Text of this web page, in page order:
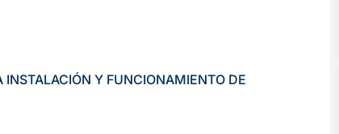
Y FUNCIONAMIENTO DE